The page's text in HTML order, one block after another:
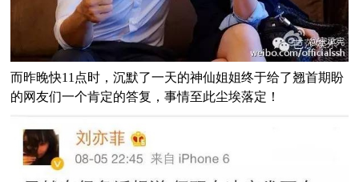
而昨晚快11点时，沉默了一天的神仙姐姐终于给了翘首期盼
的网友们一个肯定的答复，事情至此尘埃落定！